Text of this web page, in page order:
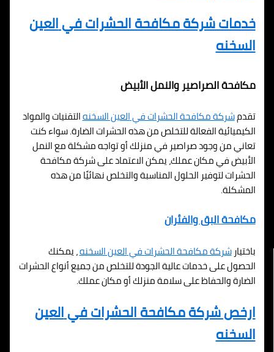
خدمات شركة مكافحة الحشرات فيالعين
السخنه
مكافحة الصراصير والنمل الأبيض
تقدمشركة مكافحة الحشرات فيالعين السخنهالتقنيات والمواد
الكيميائية الفعالة للتخلص من هذه الحشرات الضارة. سواء كنت
تعاني من وجود صراصير في منزلك أو تواجه مشكلة مع النمل
الأبيض في مكان عملك، يمكن الاعتماد على شركة مكافحة
الحشرات لتوفير الحلول المناسبة والتخلص نهائيًا من هذه
المشكلة.
مكافحة البق والفئران
باختيارشركة مكافحة الحشرات فيالعين السخنه، يمكنك
الحصول على خدمات عالية الجودة للتخلص من جميع أنواع الحشرات
الضارة والحفاظ على سلامة منزلك أو مكان عملك.
ارخص شركة مكافحة الحشرات فيالعين
السخنه